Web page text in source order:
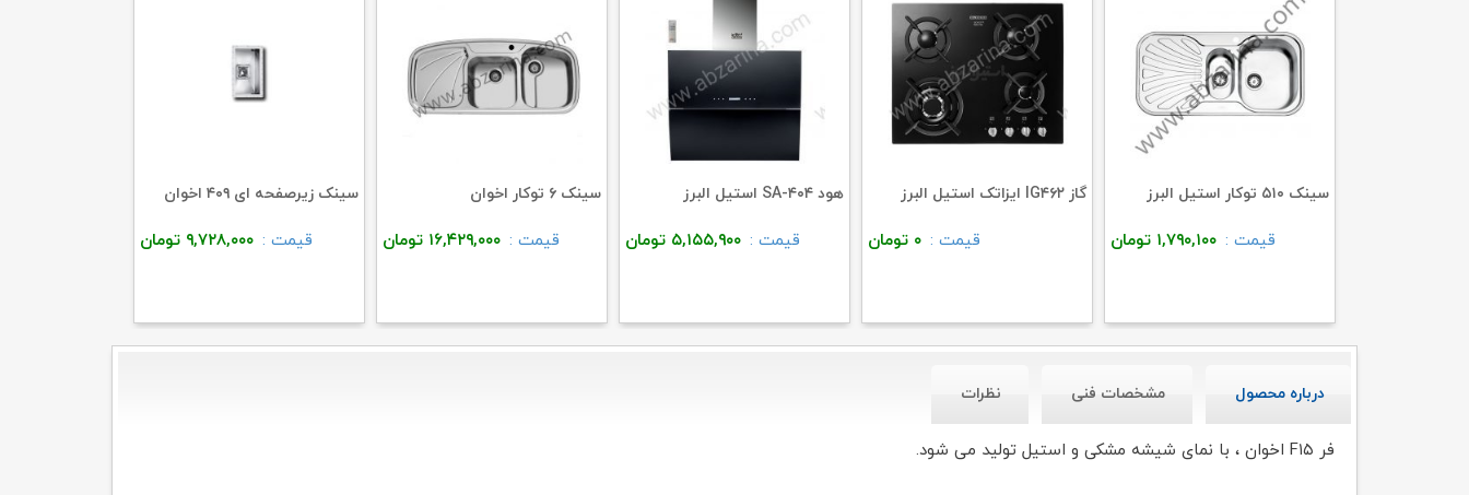
سینک ۵۱۰ توکار استیل البرز
قیمت : ۱,۷۹۰,۱۰۰ تومان
گاز IG۴۶۲ ایزاتک استیل البرز
قیمت : ۰ تومان
هود SA-۴۰۴ استیل البرز
قیمت : ۵,۱۵۵,۹۰۰ تومان
سینک ۶ توکار اخوان
قیمت : ۱۶,۴۲۹,۰۰۰ تومان
سینک زیرصفحه ای ۴۰۹ اخوان
قیمت : ۹,۷۲۸,۰۰۰ تومان
درباره محصول مشخصات فنی نظرات
فر F۱۵ اخوان ، با نمای شیشه مشکی و استیل تولید می شود.